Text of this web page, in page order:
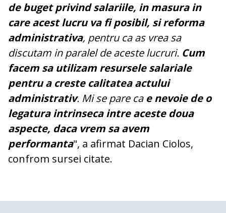
de buget privind salariile, in masura in
care acest lucru va fi posibil, si reforma
administrativa, pentru ca as vrea sa
discutam in paralel de aceste lucruri. Cum
facem sa utilizam resursele salariale
pentru a creste calitatea actului
administrativ. Mi se pare ca e nevoie de o
legatura intrinseca intre aceste doua
aspecte, daca vrem sa avem
performanta", a afirmat Dacian Ciolos,
confrom sursei citate.